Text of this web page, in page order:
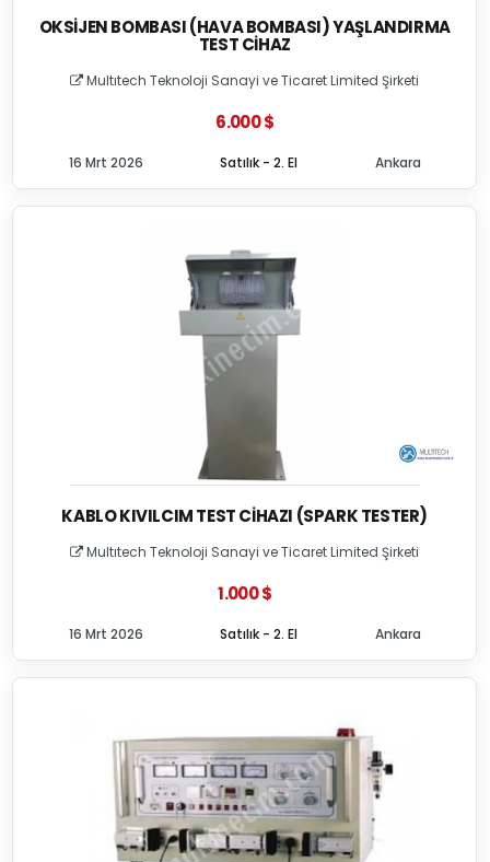
OKSIJEN BOMBASI (HAVA BOMBASI) YAŞLANDIRMA
TEST CIHAZ
Multıtech Teknoloji Sanayi ve Ticaret Limited Şirketi
6.000 $
Satılık - 2. El
16 Mrt 2026 Ankara
KABLO KIVILCIM TEST CIHAZI (SPARK TESTER)
Multıtech Teknoloji Sanayi ve Ticaret Limited Şirketi
1.000 $
Satılık - 2. El
16 Mrt 2026 Ankara